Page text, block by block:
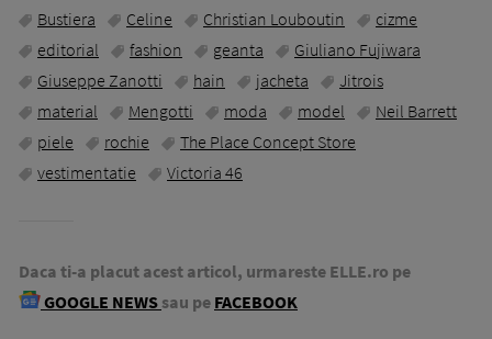
Bustiera
Celine Christian Louboutin
cizme
editorial
fashion geanta
Giuliano Fujiwara
Giuseppe Zanotti
hain jacheta
Jitrois
material
Mengotti moda model
Neil Barrett
piele
rochie
The Place Concept Store
vestimentatie
Victoria 46
Daca ti-a placut acest articol, urmareste ELLE.ro pe
GOOGLE NEWS sau pe FACEBOOK